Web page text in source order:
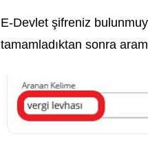
E-Devlet şifreniz
tamamladıktan sonra